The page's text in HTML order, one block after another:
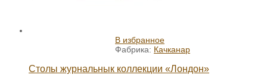
В избранное
Фабрика: Качканар
Столы журнальнык коллекции «Лондон»